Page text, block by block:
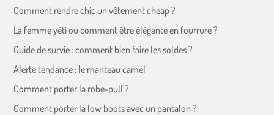
Comment rendre chic un vêtement cheap ?
La femme yéti ou comment être élégante en fourrure ?
Guide de survie : comment bien faire les soldes ?
Alerte tendance : le manteau camel
Comment porter la robe-pull ?
Comment porter la low boots avec un pantalon ?